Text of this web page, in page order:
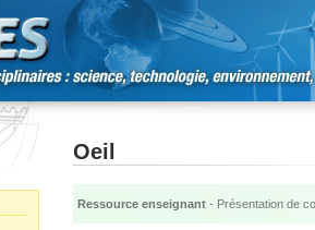
Oeil
Ressource enseignant - Présentation de